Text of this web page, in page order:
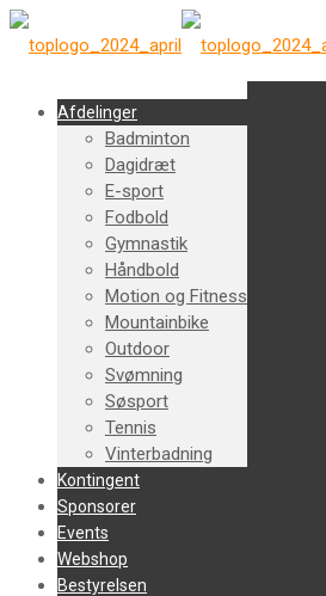
Afdelinger
Badminton
Dagidræt
E-sport
Fodbold
Gymnastik
Håndbold
Motion og Fitness
Mountainbike
Outdoor
Svømning
Søsport
Tennis
Vinterbadning
Kontingent
Sponsorer
Events
Webshop
Bestyrelsen